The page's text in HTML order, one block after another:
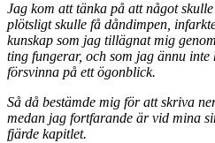
Jag kom att tänka på att något
plötsligt skulle få dåndimpen,
kunskap som jag tillägnat mig
ting fungerar, och som jag ännu
försvinna på ett ögonblick.
Så då bestämde mig för att skriva
medan jag fortfarande är vid mina
fjärde kapitlet.